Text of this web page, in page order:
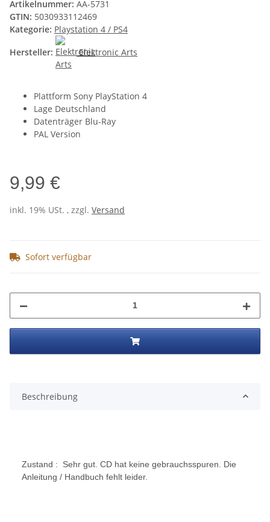
Artikelnummer: AA-5731
GTIN: 5030933112469
Kategorie: Playstation 4 / PS4
Hersteller:
Elektronic Arts
Plattform Sony PlayStation 4
Lage Deutschland
Datenträger Blu-Ray
PAL Version
9,99 €
inkl. 19% USt. , zzgl. Versand
Sofort verfügbar
Beschreibung
Zustand : Sehr gut. CD hat keine gebrauchsspuren. Die
Anleitung / Handbuch fehlt leider.